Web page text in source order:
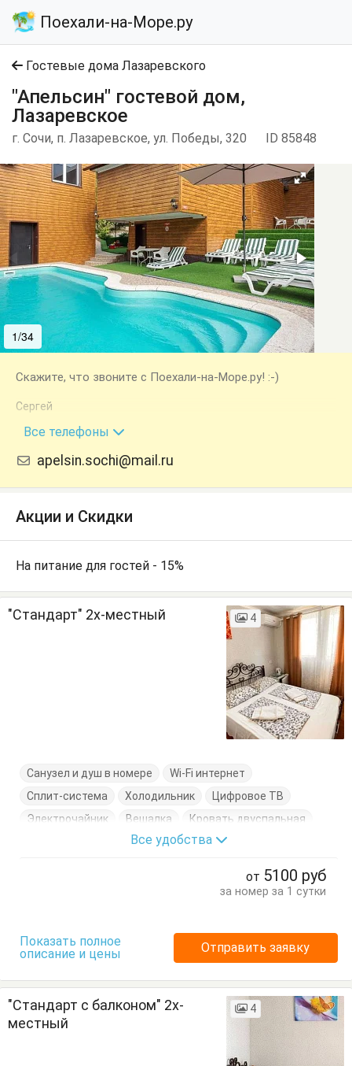
Поехали-на-Море.ру
Гостевые дома Лазаревского
"Апельсин" гостевой дом,
Лазаревское
г. Сочи, п. Лазаревское, ул. Победы, 320 ID 85848
1/34
Скажите, что звоните с Поехали-на-Море.ру! :-)
Сергей
+7 (988) 162-21-98
Все телефоны
apelsin.sochi@mail.ru
Акции и Скидки
На питание для гостей - 15%
"Стандарт" 2х-местный 4
Санузел и душ в номере
Wi-Fi интернет
Сплит-система
Холодильник
Цифровое ТВ
Электрочайник
Вешалка
Кровать двуспальная
Тумбочки Шкаф
Все удобства
от 5100 руб
за номер за 1 сутки
Показать полное
описание и цены
Отправить заявку
"Стандарт с балконом" 2х-
местный
4